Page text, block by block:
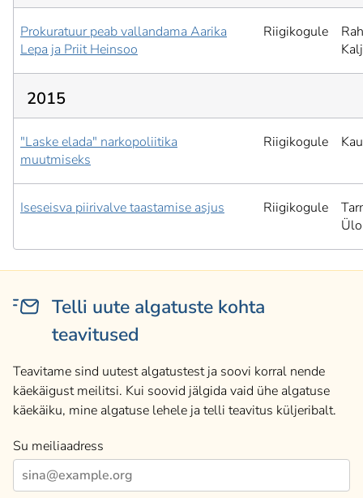
Prokuratuur peab vallandama Aarika
Lepa ja Priit Heinsoo
Riigikogule
2015
"Laske elada" narkopoliitika
muutmiseks
Riigikogule
Iseseisva piirivalve taastamise asjus Riigikogule
Telli uute algatuste kohta
teavitused
Teavitame sind uutest algatustest ja soovi korral nende
käekäigust meilitsi. Kui soovid jälgida vaid ühe algatuse
käekäiku, mine algatuse lehele ja telli teavitus küljeribalt.
Su meiliaadress